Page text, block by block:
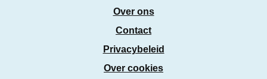
Over ons
Contact
Privacybeleid
Over cookies